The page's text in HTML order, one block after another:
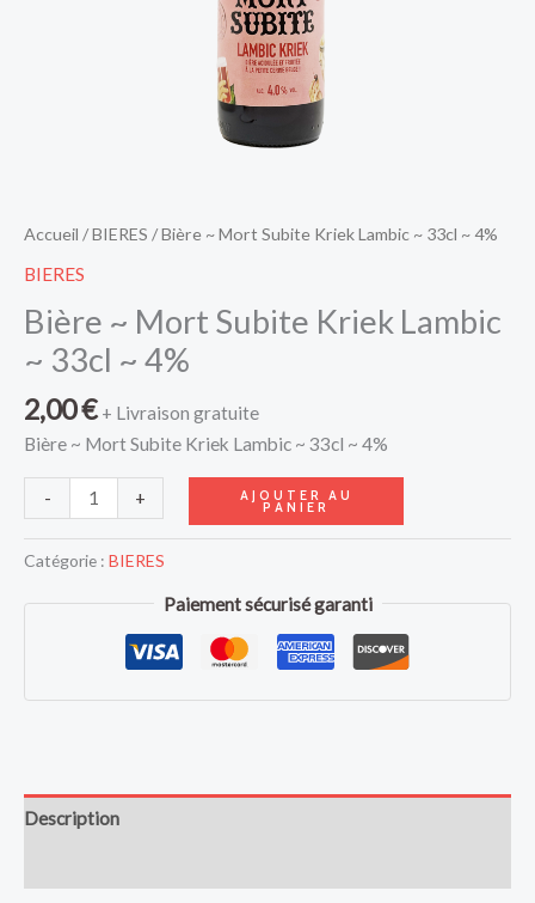
Accueil /BIERES / Bière ~ Mort Subite Kriek Lambic ~ 33cl ~ 4%
BIERES
Bière ~ Mort Subite Kriek Lambic
~ 33cl ~ 4%
2,00€ + Livraison gratuite
Bière ~ Mort Subite Kriek Lambic ~ 33cl ~ 4%
- + AJOUTER AU
PANIER
Catégorie : BIERES
Paiement sécurisé garanti
Description